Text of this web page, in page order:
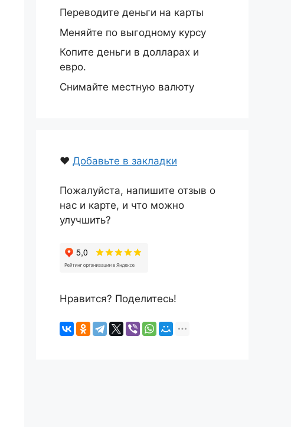
Переводите деньги на карты
Меняйте по выгодному курсу
Копите деньги в долларах и
евро.
Снимайте местную валюту
❤️ Добавьте в закладки
Пожалуйста, напишите отзыв о
нас и карте, и что можно
улучшить?
Нравится? Поделитесь!